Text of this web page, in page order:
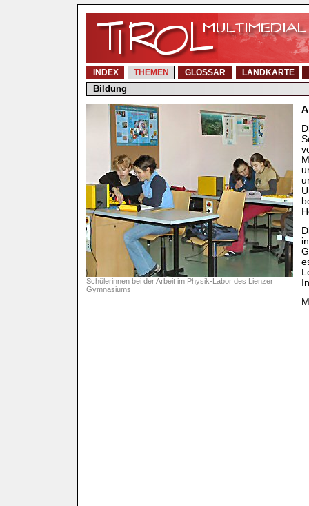
INDEX THEMEN GLOSSAR LANDKARTE
Bildung
Schülerinnen bei der Arbeit im Physik-Labor des Lienzer
Gymnasiums